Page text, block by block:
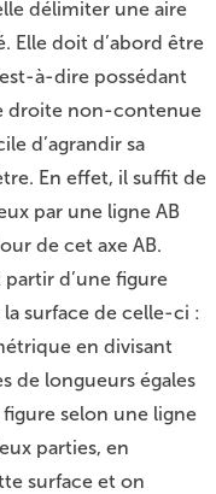
délimiter une aire
Elle doit d’abord être
à-dire possédant
droite non-contenue
d’agrandir sa
En effet, il suffit de
par une ligne AB
de cet axe AB.
d’une figure
surface de celle-ci :
en divisant
de longueurs égales
figure selon une ligne
parties, en
surface et on